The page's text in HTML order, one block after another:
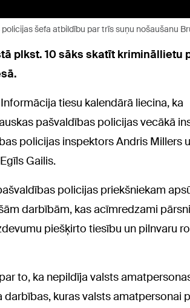
šefa atbildību par trīs suņu nošaušanu
plkst. 10 sāks skatīt
tiesu kalendārā liecina, ka
pašvaldības policijas vecākā
policijas inspektors Andris Millers
Gailis.
policijas priekšniekam
darbībām, kas acīmredzami
piešķirto tiesību un pilnvaru
to, ka nepildīja valsts
kuras valsts amatpersonai